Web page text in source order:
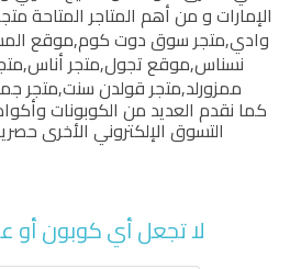
الإمارات و من أهم المتاجر المتاحة
وادي,متجر سوق دوت كوم,موقع
نسناس,موقع تجول,متجر أناس,
ممزورلد,متجر قولدن سنت,متجر
كما نقدم العديد من الكوبونات
التسوق الإلكتروني الأخرى
لا تجعل أي كوبون